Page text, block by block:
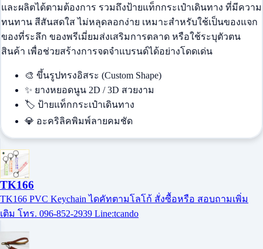
และผลิตได้ตามต้องการ รวมถึงป้ายแท็กกระเป๋าเดินทาง ที่มีความ
ทนทาน สีสันสดใส ไม่หลุดลอกง่าย เหมาะสำหรับใช้เป็นของแจก
ของที่ระลึก ของพรีเมี่ยมส่งเสริมการตลาด หรือใช้ระบุตัวตน
สินค้า เพื่อช่วยสร้างการจดจำแบรนด์ได้อย่างโดดเด่น
🎨 ขึ้นรูปทรงอิสระ (Custom Shape)
✨ ยางหยอดนูน 2D / 3D สวยงาม
🏷️ ป้ายแท็กกระเป๋าเดินทาง
💎 อะคริลิคพิมพ์ลายคมชัด
TK166
TK166 PVC Keychain ไดคัทตามโลโก้ สั่งซื้อหรือ สอบถามเพิ่ม
เติม โทร. 096-852-2939 Line:tcando